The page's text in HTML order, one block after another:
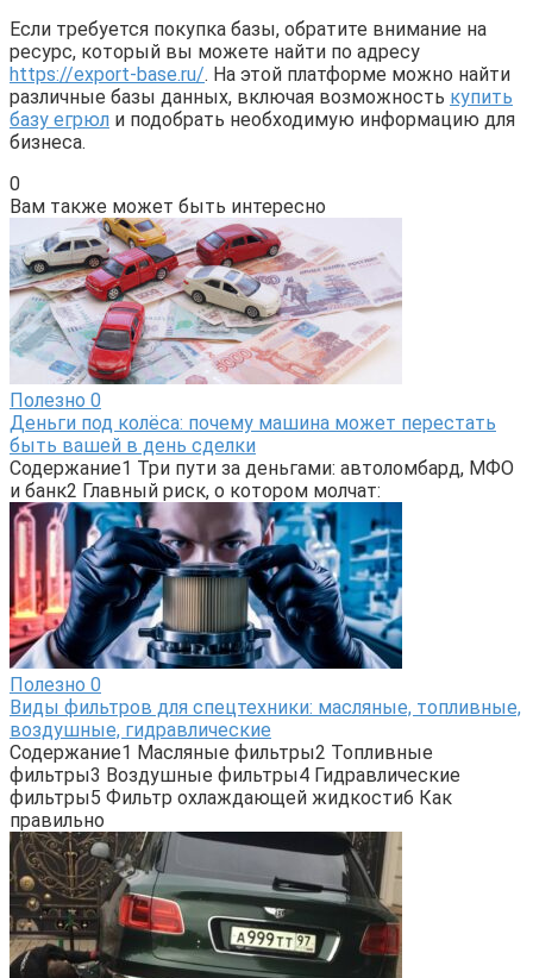
Если требуется покупка базы, обратите внимание на
ресурс, который вы можете найти по адресу
https://export-base.ru/. На этой платформе можно найти
различные базы данных, включая возможность купить
базу егрюл и подобрать необходимую информацию для
бизнеса.
0
Вам также может быть интересно
Полезно 0
Деньги под колёса: почему машина может перестать
быть вашей в день сделки
Содержание1 Три пути за деньгами: автоломбард, МФО
и банк2 Главный риск, о котором молчат:
Полезно 0
Виды фильтров для спецтехники: масляные, топливные,
воздушные, гидравлические
Содержание1 Масляные фильтры2 Топливные
фильтры3 Воздушные фильтры4 Гидравлические
фильтры5 Фильтр охлаждающей жидкости6 Как
правильно